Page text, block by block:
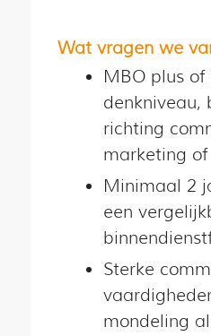
Wat vragen we
MBO plus of
denkniveau,
richting
marketing
Minimaal 2
een
Sterke
mondeling